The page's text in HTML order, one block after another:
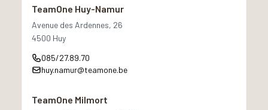
TeamOne Huy-Namur
Avenue des Ardennes, 26
4500 Huy
085/27.89.70
huy.namur@teamone.be
TeamOne Milmort